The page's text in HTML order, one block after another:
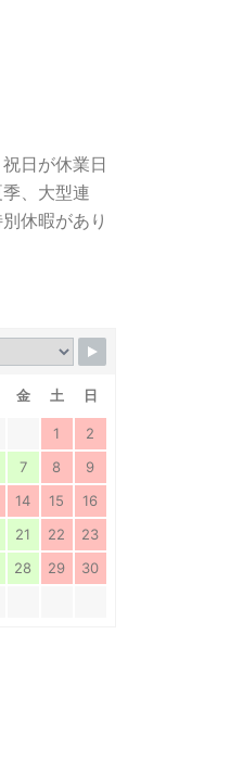
日が休業日
、大型連
休暇があり
金 土 日
1
2
7 8
9
14 15
16
21 22
23
28 29
30